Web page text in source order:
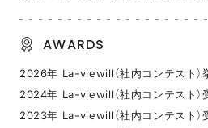
AWARDS
2026年 La-viewill（社内コンテスト）
2024年 La-viewill（社内コンテスト）
2023年 La-viewill（社内コンテスト）